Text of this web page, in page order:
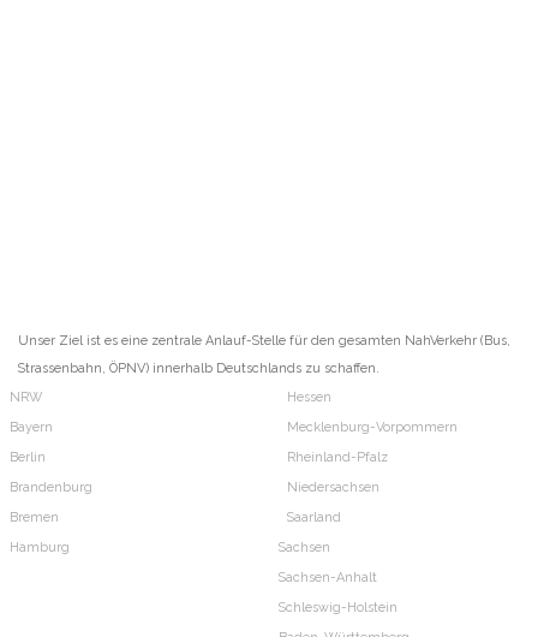
Unser Ziel ist es eine zentrale Anlauf-Stelle für den gesamten NahVerkehr (Bus,
Strassenbahn, ÖPNV) innerhalb Deutschlands zu schaffen.
NRW
Bayern
Berlin
Brandenburg
Bremen
Hamburg
Hessen
Mecklenburg-Vorpommern
Rheinland-Pfalz
Niedersachsen
Saarland
Sachsen
Sachsen-Anhalt
Schleswig-Holstein